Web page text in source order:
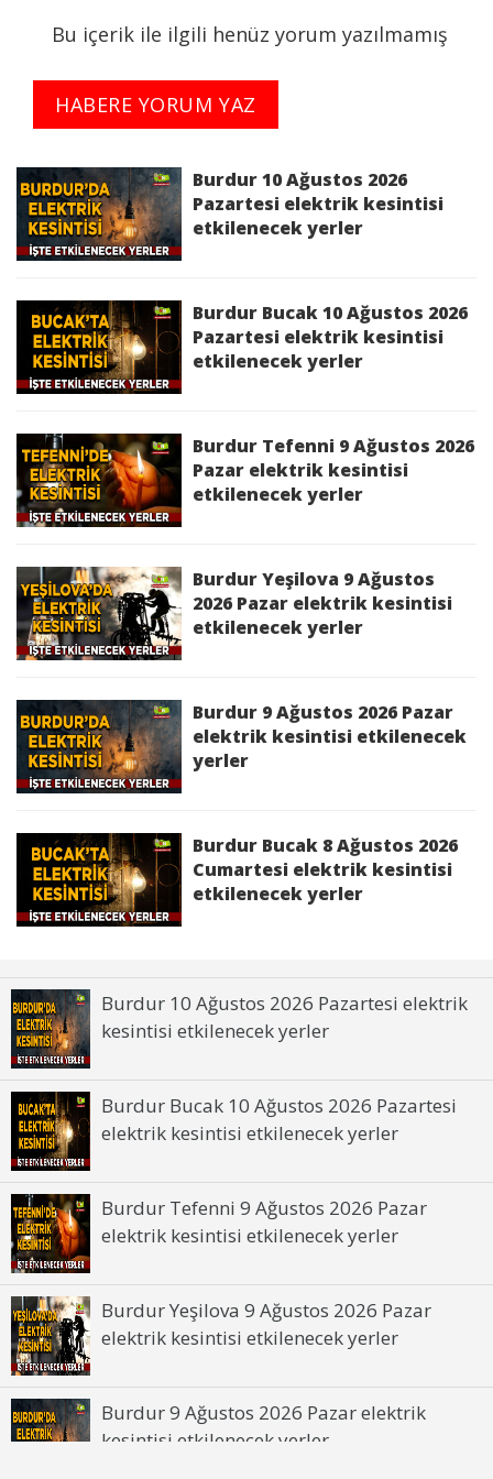
Güvenliği'ni de gözeterek elektrik kesintisi
Kesinti Nedeni :Bakım Çalışması
Kesinti Tarihi :2026-05-02 10:00:00 - 12:00:00
Planlı Kesintiden Etkilenen Cadde / Sokak :
SK.,MERKEZ KONAK 2710,MERKEZ KONAK Mah.
2710 Sk.,MERKEZ KONAK Mah. STADYUM
Cd,MERKEZ KONAK STADYUM,MERKEZ MEHMET
AKİF 2444,MERKEZ MEHMET AKİF Mah. 2444
Cd,MERKEZ MEHMET AKİF STADYUM,MERKEZ
SANAYİ 2735,MERKEZ SANAYİ 2740,MERKEZ
SANAYİ Mah. 2737 Sk.,MERKEZ SANAYİ Mah. 2740
Sk. bölgelerinde 02/05/2026 10:00:00 -
Çalışması Sebebi ile İş Sağlığı ve Güvenliği'ni de
gözeterek elektrik kesintisi yapılacaktır.
Kesinti Nedeni :Bakım Çalışması
Kesinti Tarihi :2026-05-02 09:00:00 - 16:00:00
Planlı Kesintiden Etkilenen Cadde / Sokak :
Mah.,KIZILLI Köyü HACIİSMAİLLER Mah.
bölgelerinde 02/05/2026 09:00:00 - 02/05/2026
16:00:00 saatleri arasında Bakım Çalışması
Sebebi ile İş Sağlığı ve Güvenliği'ni de gözeterek
Kesinti Nedeni :Bakım Çalışması
Burdur 2 Mayıs 2026 Cumartesi elektrik
kesintisinden etkilenecek yerler
Bu içerik ile ilgili henüz yorum yazılmamış
HABERE YORUM YAZ
Burdur 10 Ağustos 2026
Pazartesi elektrik kesintisi
etkilenecek yerler
Burdur Bucak 10 Ağustos 2026
Pazartesi elektrik kesintisi
etkilenecek yerler
Burdur Tefenni 9 Ağustos 2026
Pazar elektrik kesintisi
etkilenecek yerler
Burdur Yeşilova 9 Ağustos
2026 Pazar elektrik kesintisi
etkilenecek yerler
Burdur 9 Ağustos 2026 Pazar
elektrik kesintisi etkilenecek
yerler
Burdur Bucak 8 Ağustos 2026
Cumartesi elektrik kesintisi
etkilenecek yerler
Burdur 10 Ağustos 2026 Pazartesi elektrik
kesintisi etkilenecek yerler
Burdur Bucak 10 Ağustos 2026 Pazartesi
elektrik kesintisi etkilenecek yerler
Burdur Tefenni 9 Ağustos 2026 Pazar
elektrik kesintisi etkilenecek yerler
Burdur Yeşilova 9 Ağustos 2026 Pazar
elektrik kesintisi etkilenecek yerler
Burdur 9 Ağustos 2026 Pazar elektrik
kesintisi etkilenecek yerler